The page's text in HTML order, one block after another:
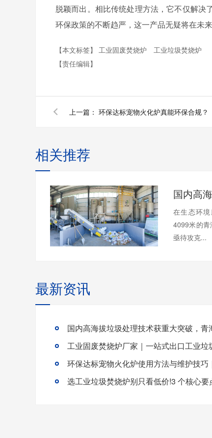
脱颖而出。相比传统处理方法，它不仅解决
环保政策的不断趋严，这一产品无疑将在未
【本文标签】 工业固废焚烧炉
工业垃圾焚烧炉
【责任编辑】
上一篇： 环保达标宠物火化炉真能环保合规？
相关推荐
在生态环
4099米的
亟待攻克...
最新资讯